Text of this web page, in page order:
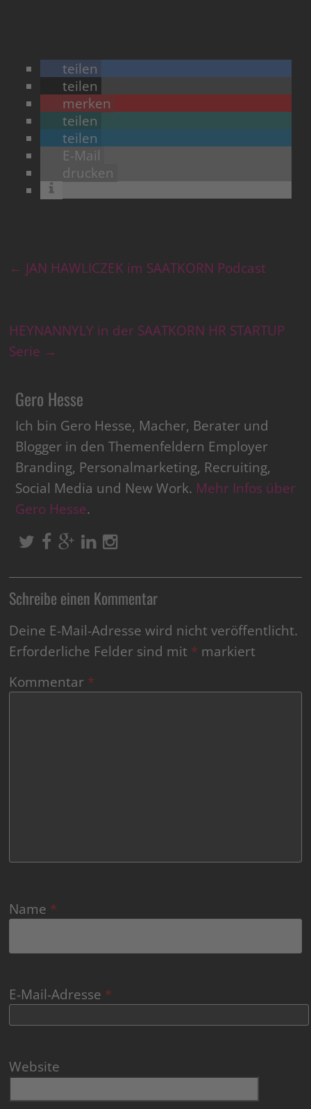
teilen
teilen
merken
teilen
teilen
E-Mail
drucken
← JAN HAWLICZEK im SAATKORN Podcast
HEYNANNYLY in der SAATKORN HR STARTUP
Serie →
Gero Hesse
Ich bin Gero Hesse, Macher, Berater und
Blogger in den Themenfeldern Employer
Branding, Personalmarketing, Recruiting,
Social Media und New Work. Mehr Infos über
Gero Hesse.
Schreibe einen Kommentar
Deine E-Mail-Adresse wird nicht veröffentlicht.
Erforderliche Felder sind mit * markiert
Kommentar *
Name *
E-Mail-Adresse *
Website